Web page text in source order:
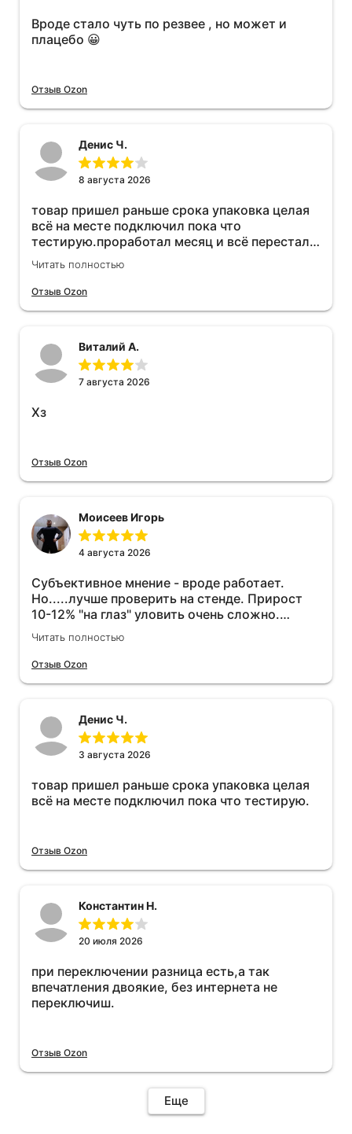
Вроде стало чуть по резвее , но может и
плацебо 😀
Отзыв Ozon
Денис Ч.
8 августа 2026
товар пришел раньше срока упаковка целая
всё на месте подключил пока что
тестирую.проработал месяц и всё перестал
работать прибавился расход топлива , очень
жаль деньги на ветер
Читать полностью
Отзыв Ozon
Виталий А.
7 августа 2026
Хз
Отзыв Ozon
Моисеев Игорь
4 августа 2026
Субъективное мнение - вроде работает.
Но.....лучше проверить на стенде. Прирост
10-12% "на глаз" уловить очень сложно.
Покатаюсь, потом отключу и посмотрю, что
будет 😁.
Читать полностью
Отзыв Ozon
Денис Ч.
3 августа 2026
товар пришел раньше срока упаковка целая
всё на месте подключил пока что тестирую.
Отзыв Ozon
Константин Н.
20 июля 2026
при переключении разница есть,а так
впечатления двоякие, без интернета не
переключиш.
Отзыв Ozon
Еще